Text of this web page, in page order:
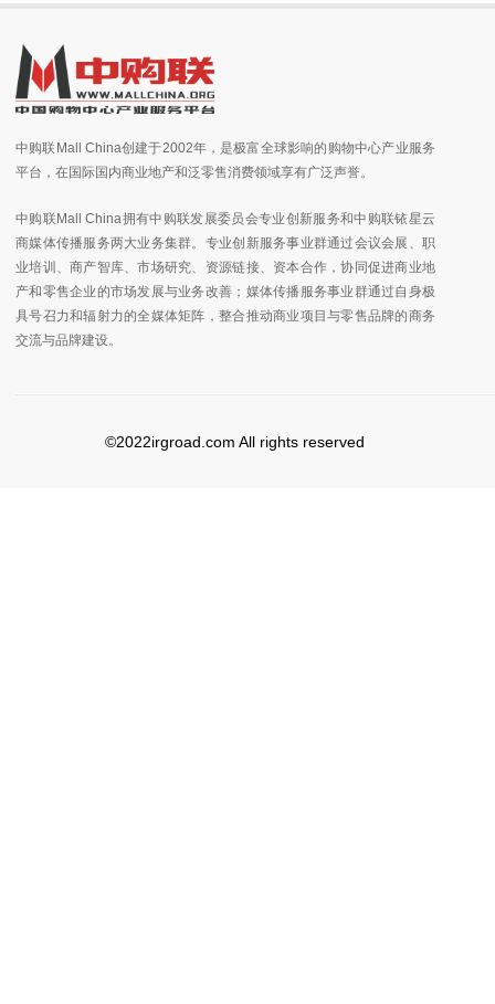
中购联Mall China创建于2002年，是极富全球影响的购物中心产业服务
平台，在国际国内商业地产和泛零售消费领域享有广泛声誉。
中购联Mall China拥有中购联发展委员会专业创新服务和中购联铱星云
商媒体传播服务两大业务集群。专业创新服务事业群通过会议会展、职
业培训、商产智库、市场研究、资源链接、资本合作，协同促进商业地
产和零售企业的市场发展与业务改善；媒体传播服务事业群通过自身极
具号召力和辐射力的全媒体矩阵，整合推动商业项目与零售品牌的商务
交流与品牌建设。
©2022irgroad.com All rights reserved